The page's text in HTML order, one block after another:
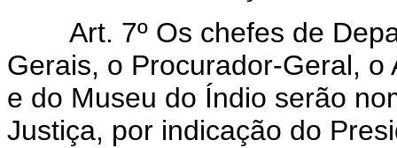
Art. 7º Os chefes de
Gerais, o Procurador-Geral,
e do Museu do Índio serão
Justiça, por indicação do